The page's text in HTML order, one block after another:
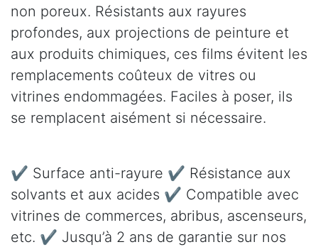
non poreux. Résistants aux rayures
profondes, aux projections de peinture et
aux produits chimiques, ces films évitent les
remplacements coûteux de vitres ou
vitrines endommagées. Faciles à poser, ils
se remplacent aisément si nécessaire.
✔ Surface anti-rayure ✔ Résistance aux
solvants et aux acides ✔ Compatible avec
vitrines de commerces, abribus, ascenseurs,
etc. ✔ Jusqu’à 2 ans de garantie sur nos